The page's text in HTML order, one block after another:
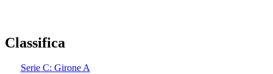
Classifica
Serie C: Girone A